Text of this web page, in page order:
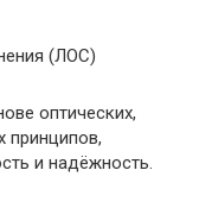
(ЛОС)
оптических,
принципов,
и надёжность.